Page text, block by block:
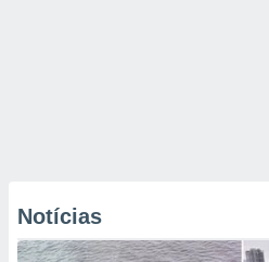
Notícias